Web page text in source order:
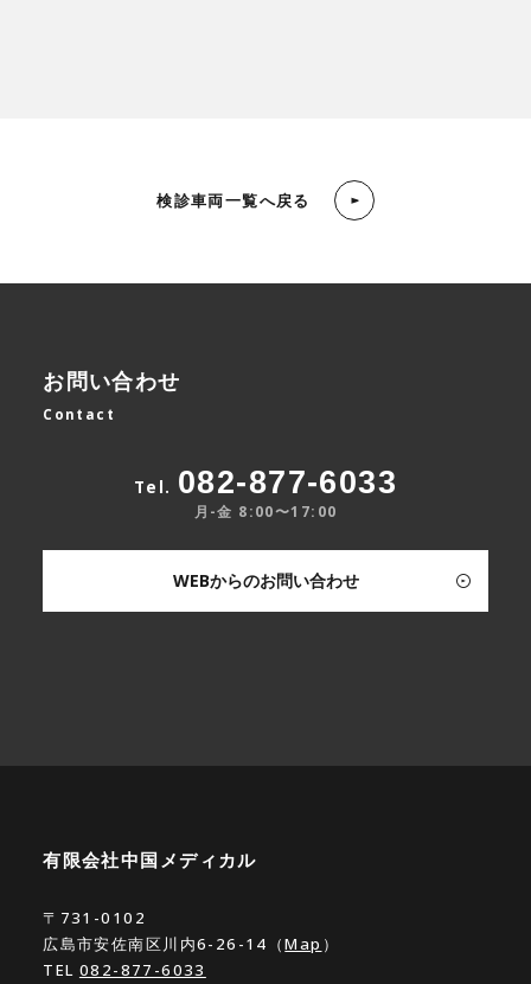
検診車両一覧へ戻る
お問い合わせ
Contact
Tel. 082-877-6033
月-金 8:00〜17:00
WEBからのお問い合わせ
有限会社中国メディカル
〒731-0102
広島市安佐南区川内6-26-14（Map ）
TEL 082-877-6033